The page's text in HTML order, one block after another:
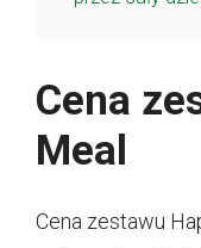
Cena
Meal
Cena zestawu